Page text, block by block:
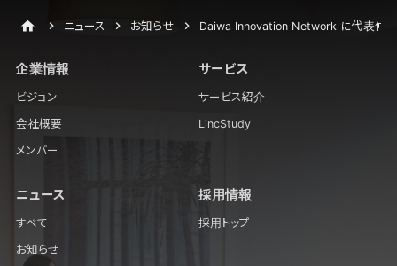
k
ニュース お知らせ Daiwa Innovation Network に代表仲
企業情報
ビジョン
会社概要
メンバー
サービス
サービス紹介
LincStudy
ニュース
すべて
お知らせ
採用情報
採用トップ